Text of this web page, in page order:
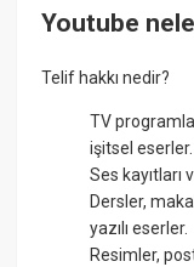
Youtube
Telif hakkı nedir?
TV
işitsel eserler.
Ses kayıtları
Dersler,
yazılı eserler.
Resimler,